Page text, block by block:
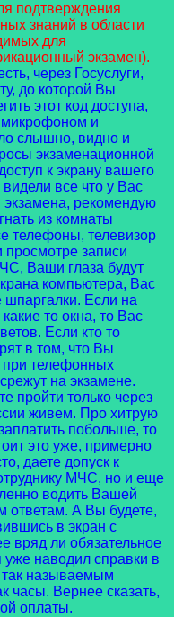
подтверждения
знаний в области
для
экзамен).
через Госуслуги,
до которой Вы
этот код доступа,
микрофоном и
слышно, видно и
экзаменационной
к экрану вашего
все что у Вас
рекомендую
из комнаты
телефоны, телевизор
просмотре записи
Ваши глаза будут
компьютера, Вас
шпаргалки. Если на
то окна, то Вас
Если кто то
в том, что Вы
при телефонных
на экзамене.
пройти только через
живем. Про хитрую
побольше, то
это уже, примерно
даете допуск к
МЧС, но и еще
водить Вашей
ответам. А Вы будете,
в экран с
вряд ли обязательное
уже наводил справки в
называемым
часы. Вернее сказать,
оплаты.